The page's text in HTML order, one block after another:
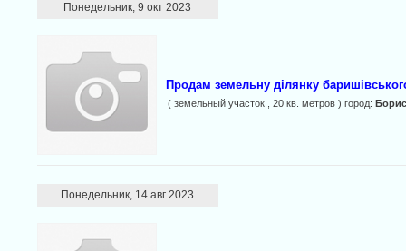
Понедельник, 9 окт 2023
Продам земельну ділянку
( земельный участок , 20 кв. метров ) город:
Понедельник, 14 авг 2023